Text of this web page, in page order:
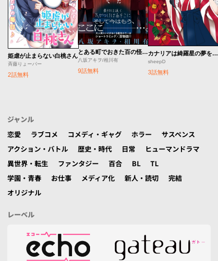
姫虐が止まらない白桃さん
斉藤りょーパー
2話無料
とある町でおきた百の怪異について
八坂アキヲ/相川有
9話無料
カナリアは綺羅星の夢をみる
sheepD
3話無料
ジャンル
恋愛
ラブコメ コメディ・ギャグ ホラー
サスペンス
アクション・バトル
歴史・時代 日常
ヒューマンドラマ
異世界・転生
ファンタジー 百合 BL
TL
学園・青春
お仕事 メディア化 新人・読切
完結
オリジナル
レーベル